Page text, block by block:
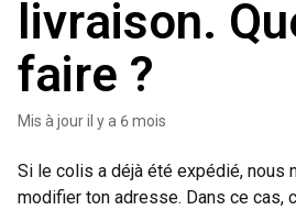
livraison.
faire ?
Mis à jouril y a 6 mois
Si le colis a déjà été expédié, nous
modifier ton adresse. Dans ce cas,